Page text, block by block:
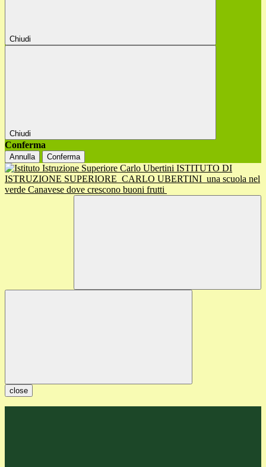
Chiudi
Chiudi
Conferma
Annulla Conferma
ISTITUTO DI
ISTRUZIONE SUPERIORE CARLO UBERTINI una scuola nel
verde Canavese dove crescono buoni frutti
close